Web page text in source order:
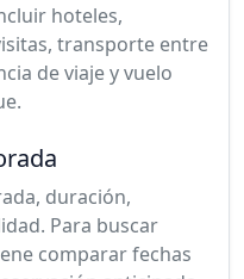
hoteles,
transporte entre
de viaje y vuelo
duración,
Para buscar
comparar fechas